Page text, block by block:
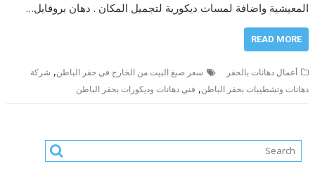
المعيشية واضافة لمسات ديكورية لتجميل المكان . دهان بروفايل…
READ MORE
أعمال دهانات بالحفر سعر صبغ البيت من الخارج في حفر الباطن, شركة
دهانات وتشطيبات بحفر الباطن, فني دهانات وديكورات بحفر الباطن